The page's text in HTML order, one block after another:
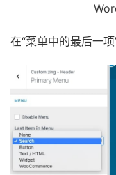
在“菜单中的最后一项